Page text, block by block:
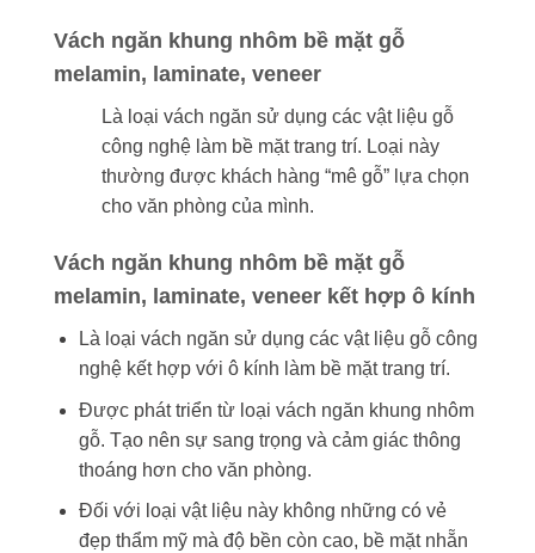
Vách ngăn khung nhôm bề mặt gỗ
melamin, laminate, veneer
Là loại vách ngăn sử dụng các vật liệu gỗ
công nghệ làm bề mặt trang trí. Loại này
thường được khách hàng “mê gỗ” lựa chọn
cho văn phòng của mình.
Vách ngăn khung nhôm bề mặt gỗ
melamin, laminate, veneer kết hợp ô kính
Là loại vách ngăn sử dụng các vật liệu gỗ công
nghệ kết hợp với ô kính làm bề mặt trang trí.
Được phát triển từ loại vách ngăn khung nhôm
gỗ. Tạo nên sự sang trọng và cảm giác thông
thoáng hơn cho văn phòng.
Đối với loại vật liệu này không những có vẻ
đẹp thẩm mỹ mà độ bền còn cao, bề mặt nhẵn